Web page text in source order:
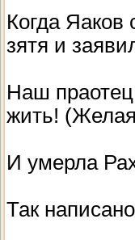
Когда Яаков
зятя и
Наш праотец
жить! (Желая
И умерла
Так